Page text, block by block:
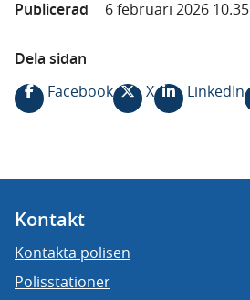
Publicerad
6 februari 2026 10.35
Dela sidan
Facebook
X LinkedIn
Kontakt
Kontakta polisen
Polisstationer